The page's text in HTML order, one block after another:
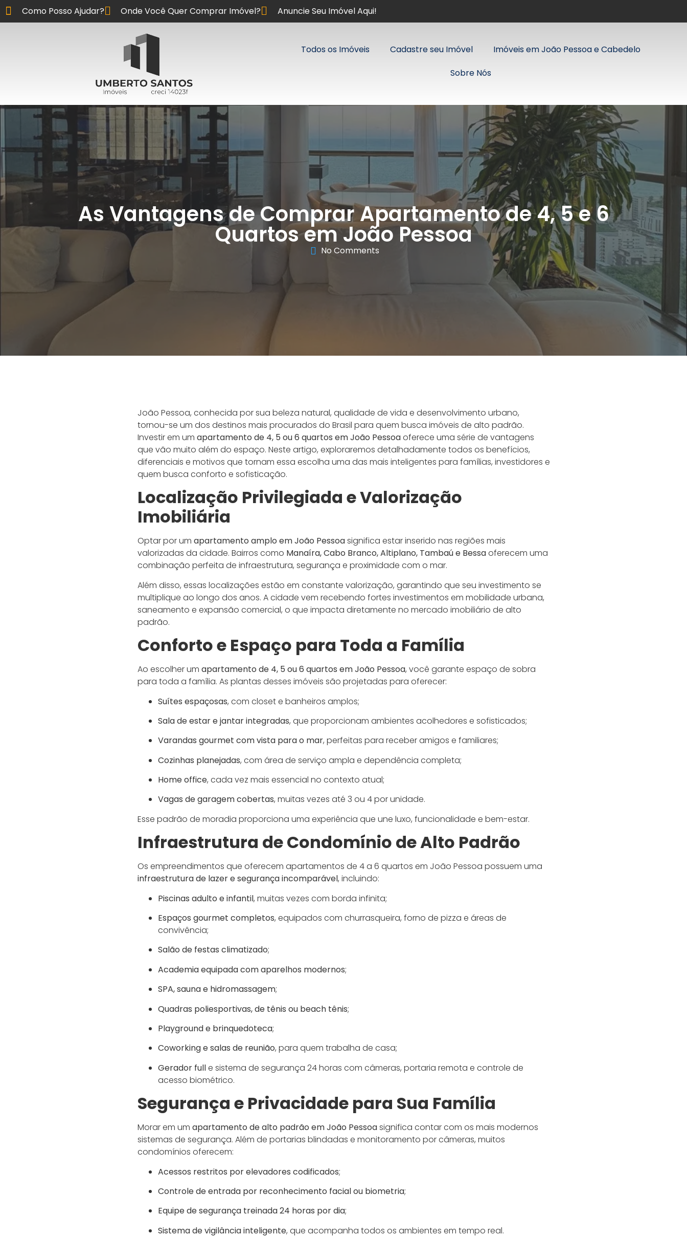
Anuncie Seu Imóvel Aqui!
Como Posso Ajudar? Onde Você Quer Comprar Imóvel?
Todos os Imóveis Cadastre seu Imóvel
Imóveis em João Pessoa e Cabedelo
Sobre Nós
As Vantagens de Comprar Apartamento de 4, 5 e 6
Quartos em João Pessoa
No Comments
João Pessoa, conhecida por sua beleza natural, qualidade de vida e desenvolvimento urbano,
tornou-se um dos destinos mais procurados do Brasil para quem busca imóveis de alto padrão.
Investir em um apartamento de 4, 5 ou 6 quartos em João Pessoaoferece uma série de vantagens
que vão muito além do espaço. Neste artigo, exploraremos detalhadamente todos os benefícios,
diferenciais e motivos que tornam essa escolha uma das mais inteligentes para famílias, investidores e
quem busca conforto e sofisticação.
Localização Privilegiada e Valorização
Imobiliária
Optar por um apartamento amplo em João Pessoasignifica estar inserido nas regiões mais
valorizadas da cidade. Bairros como Manaíra, Cabo Branco, Altiplano, Tambaú e Bessaoferecem uma
combinação perfeita de infraestrutura, segurança e proximidade com o mar.
Além disso, essas localizações estão em constante valorização, garantindo que seu investimento se
multiplique ao longo dos anos. A cidade vem recebendo fortes investimentos em mobilidade urbana,
saneamento e expansão comercial, o que impacta diretamente no mercado imobiliário de alto
padrão.
Conforto e Espaço para Toda a Família
Ao escolher um apartamento de 4, 5 ou 6 quartos em João Pessoa, você garante espaço de sobra
para toda a família. As plantas desses imóveis são projetadas para oferecer:
Suítes espaçosas, com closet e banheiros amplos;
Sala de estar e jantar integradas, que proporcionam ambientes acolhedores e sofisticados;
Varandas gourmet com vista para o mar, perfeitas para receber amigos e familiares;
Cozinhas planejadas, com área de serviço ampla e dependência completa;
Home office, cada vez mais essencial no contexto atual;
Vagas de garagem cobertas, muitas vezes até 3 ou 4 por unidade.
Esse padrão de moradia proporciona uma experiência que une luxo, funcionalidade e bem-estar.
Infraestrutura de Condomínio de Alto Padrão
Os empreendimentos que oferecem apartamentos de 4 a 6 quartos em João Pessoa possuem uma
infraestrutura de lazer e segurança incomparável, incluindo:
Piscinas adulto e infantil, muitas vezes com borda infinita;
Espaços gourmet completos, equipados com churrasqueira, forno de pizza e áreas de
convivência;
Salão de festas climatizado;
Academia equipada com aparelhos modernos;
SPA, sauna e hidromassagem;
Quadras poliesportivas, de tênis ou beach tênis;
Playground e brinquedoteca;
Coworking e salas de reunião, para quem trabalha de casa;
Gerador fulle sistema de segurança 24 horas com câmeras, portaria remota e controle de
acesso biométrico.
Segurança e Privacidade para Sua Família
Morar em um apartamento de alto padrão em João Pessoasignifica contar com os mais modernos
sistemas de segurança. Além de portarias blindadas e monitoramento por câmeras, muitos
condomínios oferecem:
Acessos restritos por elevadores codificados;
Controle de entrada por reconhecimento facial ou biometria;
Equipe de segurança treinada 24 horas por dia;
Sistema de vigilância inteligente, que acompanha todos os ambientes em tempo real.